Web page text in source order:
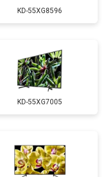
KD-55XG8596
KD-55XG7005